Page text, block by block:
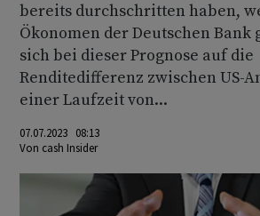
bereits durchschritten haben,
Ökonomen der Deutschen Bank
sich bei dieser Prognose auf die
Renditedifferenz zwischen US-
einer Laufzeit von...
07.07.2023 08:13
Von cash Insider